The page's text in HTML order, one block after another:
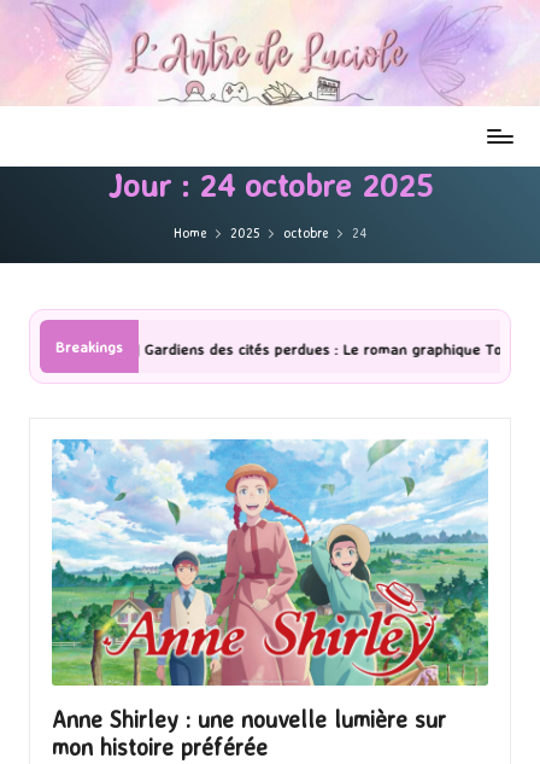
Jour : 24 octobre 2025
Home 2025 octobre 24
Breakings
Gardiens des cités perdues : Le roman graphique Tome 1 Partie 2
Anne Shirley : une nouvelle lumière sur
mon histoire préférée